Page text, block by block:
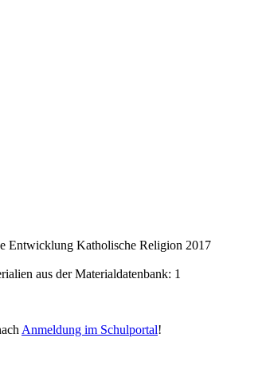
Entwicklung Katholische Religion 2017
aus der Materialdatenbank: 1
Anmeldung im Schulportal!